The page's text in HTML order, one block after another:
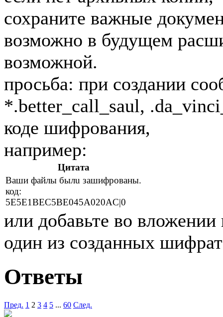
сохраните важные
возможно в будущем
возможной.
просьба: при создании
*.better_call_saul,
коде шифрования,
например:
Цитата
Ваши фaйлы былu зaшифpoвaны.
код:
5E5E1BEC5BE045A020AC|0
или добавьте во
один из созданных
Ответы
Пред. 1 2 3 4 5 ... 60 След.